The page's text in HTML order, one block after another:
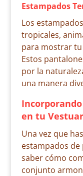
Estampados
Los
tropicales,
para mostrar
Estos
por la
una manera
en tu
Una vez que
estampados
saber cómo
conjunto